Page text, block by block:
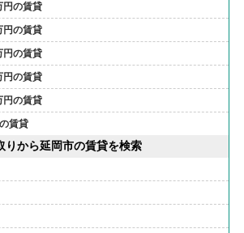
円の賃貸
円の賃貸
円の賃貸
円の賃貸
円の賃貸
賃貸
りから延岡市の賃貸を検索